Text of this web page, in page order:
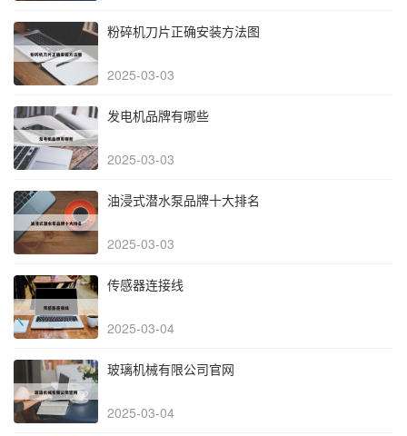
粉碎机刀片正确安装方法图
2025-03-03
发电机品牌有哪些
2025-03-03
油浸式潜水泵品牌十大排名
2025-03-03
传感器连接线
2025-03-04
玻璃机械有限公司官网
2025-03-04